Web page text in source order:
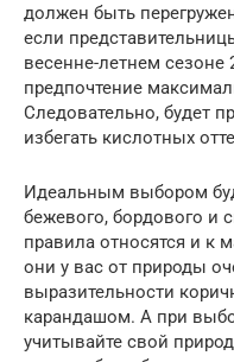
должен быть
если
весенне-летнем сезоне
предпочтение
Следовательно, будет
избегать кислотных
Идеальным выбором
бежевого, бордового и
правила относятся и к
они у вас от природы
выразительности
карандашом. А при
учитывайте свой